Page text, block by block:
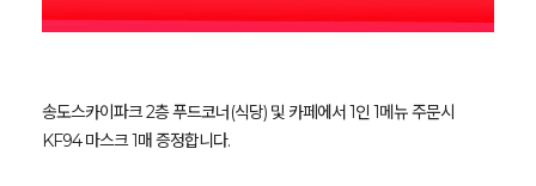
송도스카이파크 2층 푸드코너(식당) 및 카페에서 1인 1메뉴 주문시
KF94 마스크 1매 증정합니다.